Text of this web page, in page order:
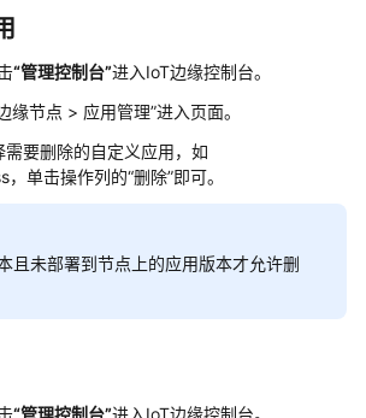
“管理控制台”进入IoT边缘控制台。
缘节点 > 应用管理”进入页面。
要删除的自定义应用，如
单击操作列的“删除”即可。
且未部署到节点上的应用版本才允许删